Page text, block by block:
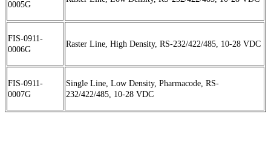
0005G
FIS-0911-
0006G
Raster Line, High Density, RS-232/422/485, 10-28 VDC
FIS-0911-
0007G
Single Line, Low Density, Pharmacode, RS-
232/422/485, 10-28 VDC